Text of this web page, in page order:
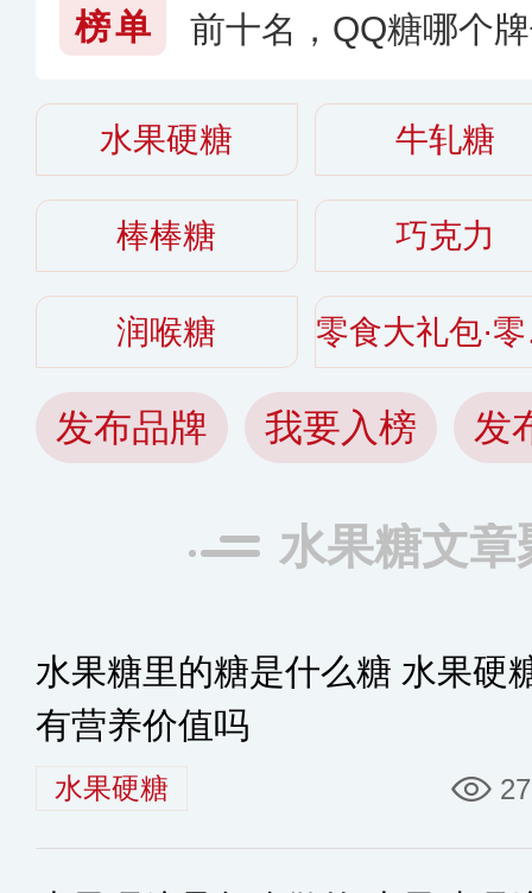
榜单
前十名，QQ糖哪个
水果硬糖 牛轧糖
棒棒糖 巧克力
润喉糖
发布品牌 我要入榜 发
水果糖文章
水果糖里的糖是什么糖 水果硬
有营养价值吗
水果硬糖